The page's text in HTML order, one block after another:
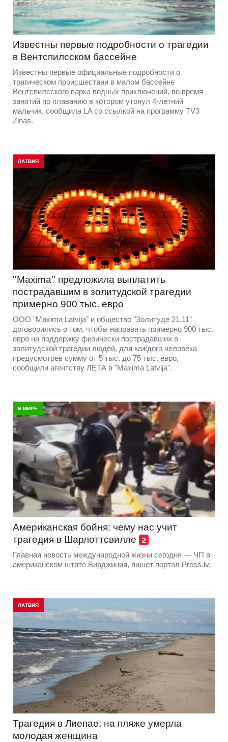
Известны первые подробности о трагедии
в Вентспилсском бассейне
Известны первые официальные подробности о
трагическом происшествии в малом бассейне
Вентспилсского парка водных приключений, во время
занятий по плаванию в котором утонул 4-летний
мальчик, сообщила LA со ссылкой на программу TV3
Ziņas.
ЛАТВИЯ
''Maxima'' предложила выплатить
пострадавшим в золитудской трагедии
примерно 900 тыс. евро
ООО "Maxima Latvija" и общество "Золитуде 21.11"
договорились о том, чтобы направить примерно 900 тыс.
евро на поддержку физически пострадавших в
золитудской трагедии людей, для каждого человека
предусмотрев сумму от 5 тыс. до 75 тыс. евро,
сообщили агентству ЛЕТА в "Maxima Latvija".
В МИРЕ
Американская бойня: чему нас учит
трагедия в Шарлоттсвилле
2
Главная новость международной жизни сегодня — ЧП в
американском штате Вирджиния, пишет портал Press.lv.
ЛАТВИЯ
Трагедия в Лиепае: на пляже умерла
молодая женщина